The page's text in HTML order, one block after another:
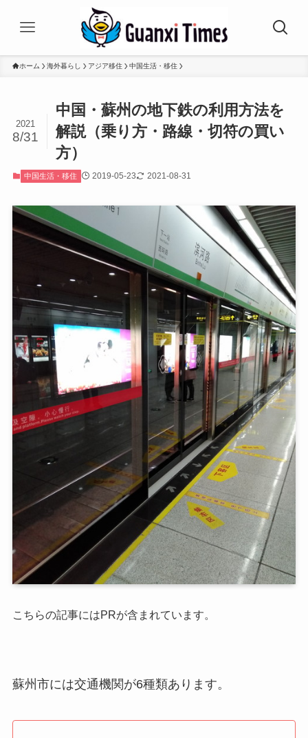
ホーム 海外暮らし アジア移住 中国生活・移住
中国・蘇州の地下鉄の利用方法を
解説（乗り方・路線・切符の買い
方）
2021
8/31
中国生活・移住 2019-05-23 2021-08-31
こちらの記事にはPRが含まれています。
蘇州市には交通機関が6種類あります。